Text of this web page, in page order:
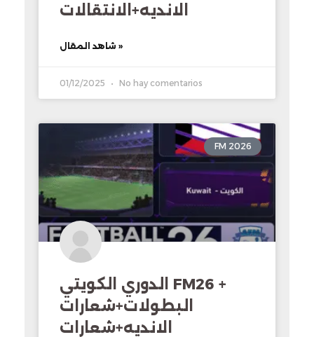
الانديه+الانتقالات
شاهد المقال »
01/12/2025 No hay comentarios
FM 2026
الدوري الكويتي FM26 +
البطولات+شعارات
الانديه+شعارات